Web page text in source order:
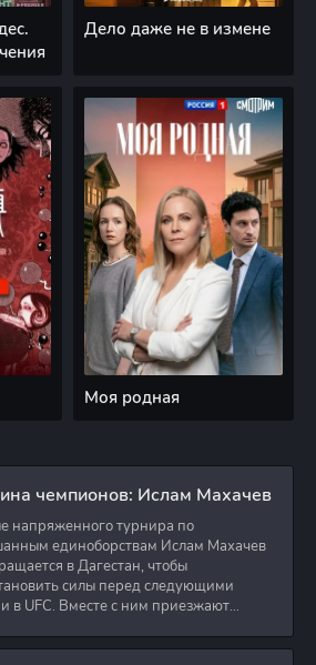
Дело даже не в измене
Моя родная
чемпионов: Ислам Махачев
напряженного турнира по
единоборствам Ислам Махачев
в Дагестан, чтобы
силы перед следующими
в UFC. Вместе с ним приезжают